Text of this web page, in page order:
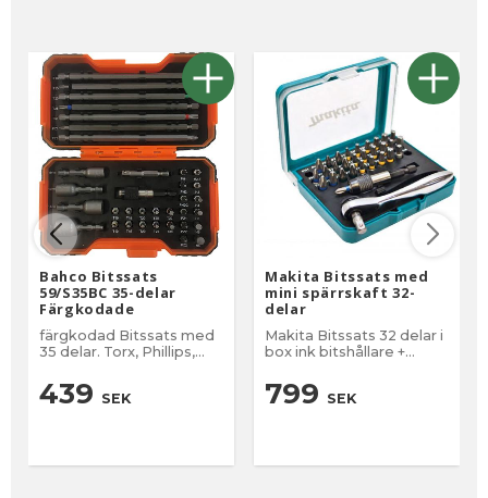
Bahco Bitssats
59/S35BC 35-delar
Färgkodade
färgkodad Bitssats med
35 delar. Torx, Phillips,
utvändig sexkant,
adapter och hållare.
439 SEK
Makita Bitssats med
mini spärrskaft 32-
delar
Makita Bitssats 32 delar i
box ink bitshållare +
799 SEK